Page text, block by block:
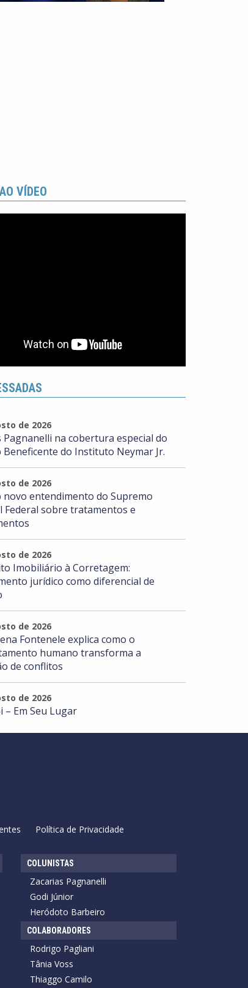
VÍDEO
de 2026
Pagnanelli na cobertura especial do
Beneficente do Instituto Neymar Jr.
de 2026
novo entendimento do Supremo
Federal sobre tratamentos e
de 2026
Imobiliário à Corretagem:
jurídico como diferencial de
de 2026
Fontenele explica como o
humano transforma a
de conflitos
de 2026
– Em Seu Lugar
Política de Privacidade
COLUNISTAS
Zacarias Pagnanelli
Godi Júnior
Heródoto Barbeiro
COLABORADORES
Rodrigo Pagliani
Tânia Voss
Thiaggo Camilo